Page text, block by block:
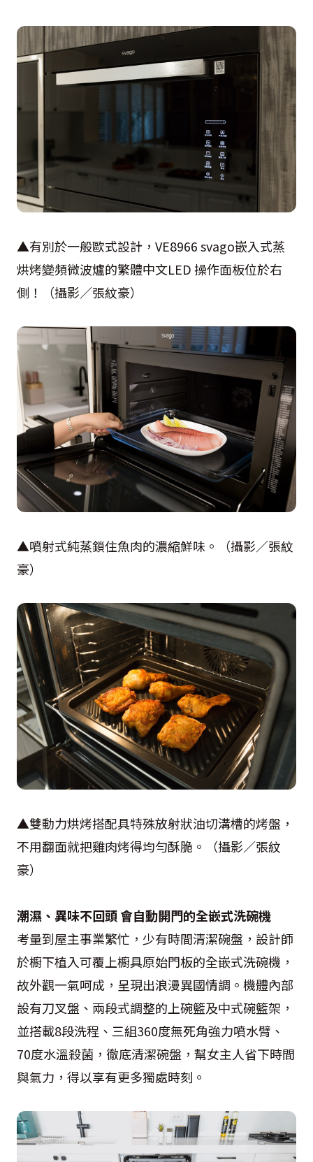
▲有別於一般歐式設計，VE8966 svago嵌入式蒸
烘烤變頻微波爐的繁體中文LED 操作面板位於右
側！（攝影／張紋豪）
▲噴射式純蒸鎖住魚肉的濃縮鮮味。（攝影／張紋
豪）
▲雙動力烘烤搭配具特殊放射狀油切溝槽的烤盤，
不用翻面就把雞肉烤得均勻酥脆。（攝影／張紋
豪）
潮濕、異味不回頭 會自動開門的全嵌式洗碗機
考量到屋主事業繁忙，少有時間清潔碗盤，設計師
於櫥下植入可覆上櫥具原始門板的全嵌式洗碗機，
故外觀一氣呵成，呈現出浪漫異國情調。機體內部
設有刀叉盤、兩段式調整的上碗籃及中式碗籃架，
並搭載8段洗程、三組360度無死角強力噴水臂、
70度水溫殺菌，徹底清潔碗盤，幫女主人省下時間
與氣力，得以享有更多獨處時刻。